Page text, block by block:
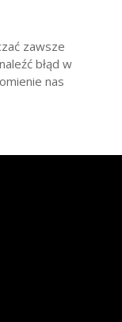
zawsze
błąd w
nas